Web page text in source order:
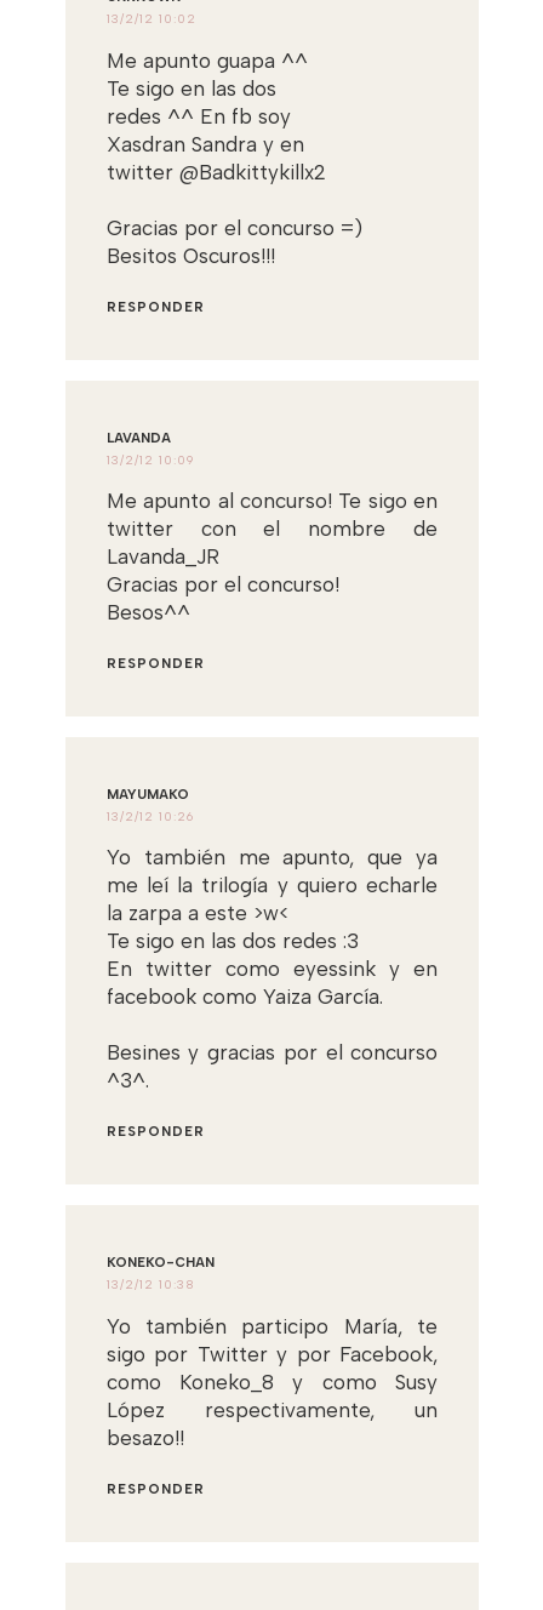
13/2/12 10:02
Me apunto guapa ^^
Te sigo en las dos
redes ^^ En fb soy
Xasdran Sandra y en
twitter @Badkittykillx2
Gracias por el concurso =)
Besitos Oscuros!!!
RESPONDER
LAVANDA
13/2/12 10:09
Me apunto al concurso! Te sigo en
twitter con el nombre de
Lavanda_JR
Gracias por el concurso!
Besos^^
RESPONDER
MAYUMAKO
13/2/12 10:26
Yo también me apunto, que ya
me leí la trilogía y quiero echarle
la zarpa a este >w<
Te sigo en las dos redes :3
En twitter como eyessink y en
facebook como Yaiza García.
Besines y gracias por el concurso
^3^.
RESPONDER
KONEKO-CHAN
13/2/12 10:38
Yo también participo María, te
sigo por Twitter y por Facebook,
como Koneko_8 y como Susy
López respectivamente, un
besazo!!
RESPONDER